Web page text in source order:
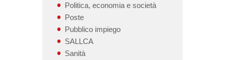
Politica, economia e società
Poste
Pubblico impiego
SALLCA
Sanità